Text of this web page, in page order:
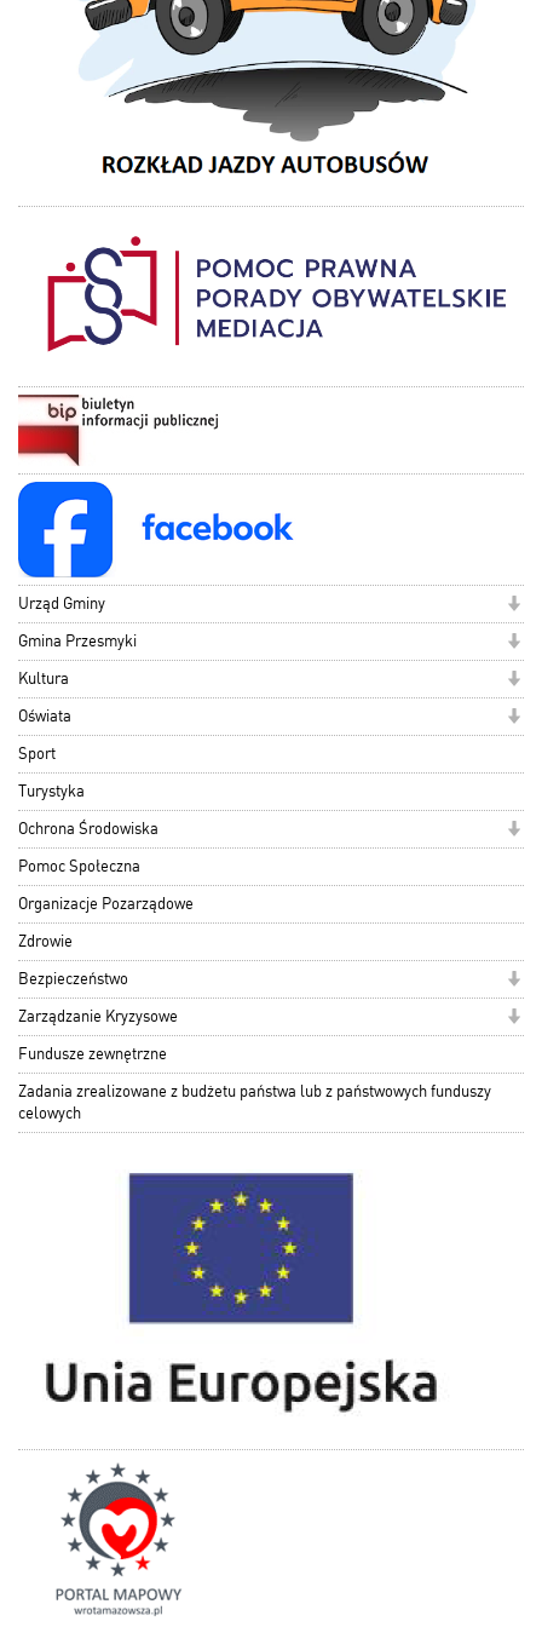
Urząd Gminy
Gmina Przesmyki
Kultura
Oświata
Sport
Turystyka
Ochrona Środowiska
Pomoc Społeczna
Organizacje Pozarządowe
Zdrowie
Bezpieczeństwo
Zarządzanie Kryzysowe
Fundusze zewnętrzne
Zadania zrealizowane z budżetu państwa lub z państwowych funduszy
celowych